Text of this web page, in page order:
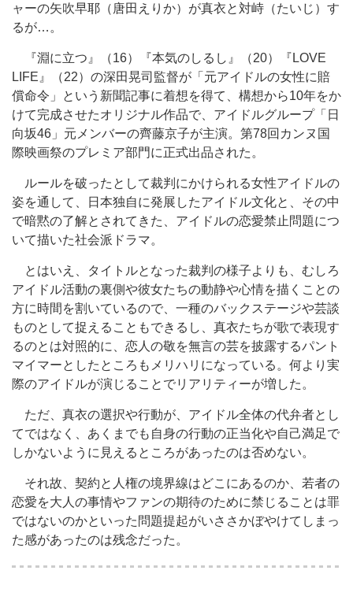
ャーの矢吹早耶（唐田えりか）が真衣と対峙（たいじ）す
るが…。
『淵に立つ』（16）『本気のしるし』（20）『LOVE
LIFE』（22）の深田晃司監督が「元アイドルの女性に賠
償命令」という新聞記事に着想を得て、構想から10年をか
けて完成させたオリジナル作品で、アイドルグループ「日
向坂46」元メンバーの齊藤京子が主演。第78回カンヌ国
際映画祭のプレミア部門に正式出品された。
ルールを破ったとして裁判にかけられる女性アイドルの
姿を通して、日本独自に発展したアイドル文化と、その中
で暗黙の了解とされてきた、アイドルの恋愛禁止問題につ
いて描いた社会派ドラマ。
とはいえ、タイトルとなった裁判の様子よりも、むしろ
アイドル活動の裏側や彼女たちの動静や心情を描くことの
方に時間を割いているので、一種のバックステージや芸談
ものとして捉えることもできるし、真衣たちが歌で表現す
るのとは対照的に、恋人の敬を無言の芸を披露するパント
マイマーとしたところもメリハリになっている。何より実
際のアイドルが演じることでリアリティーが増した。
ただ、真衣の選択や行動が、アイドル全体の代弁者とし
てではなく、あくまでも自身の行動の正当化や自己満足で
しかないように見えるところがあったのは否めない。
それ故、契約と人権の境界線はどこにあるのか、若者の
恋愛を大人の事情やファンの期待のために禁じることは罪
ではないのかといった問題提起がいささかぼやけてしまっ
た感があったのは残念だった。